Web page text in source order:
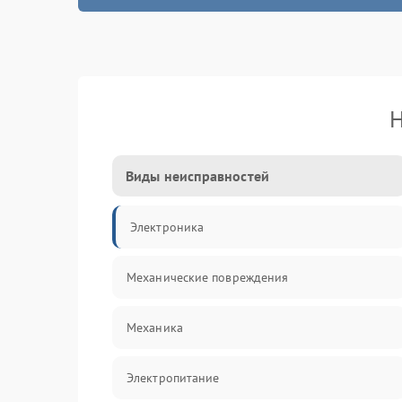
Виды неисправностей
Электроника
Механические повреждения
Механика
Электропитание